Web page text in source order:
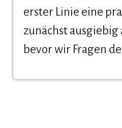
erster Linie eine
zunächst ausgiebig
bevor wir Fragen